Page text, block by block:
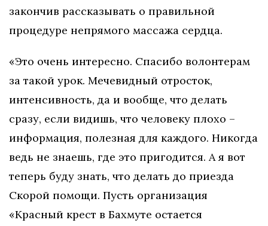
закончив рассказывать о правильной
процедуре непрямого массажа сердца.
«Это очень интересно. Спасибо волонтерам
за такой урок. Мечевидный отросток,
интенсивность, да и вообще, что делать
сразу, если видишь, что человеку плохо –
информация, полезная для каждого. Никогда
ведь не знаешь, где это пригодится. А я вот
теперь буду знать, что делать до приезда
Скорой помощи. Пусть организация
«Красный крест в Бахмуте остается